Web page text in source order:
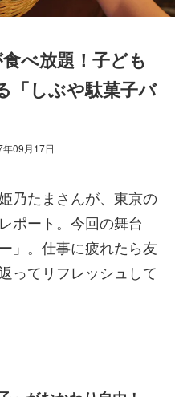
べ放題！子ども
「しぶや駄菓子バ
09月17日
乃たまさんが、東京の
ポート。今回の舞台
」。仕事に疲れたら友
ってリフレッシュして